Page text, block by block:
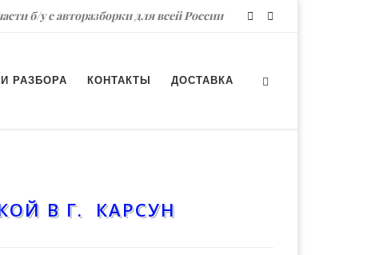
б/у с авторазборки для всей России
РАЗБОРА КОНТАКТЫ ДОСТАВКА
В Г. КАРСУН